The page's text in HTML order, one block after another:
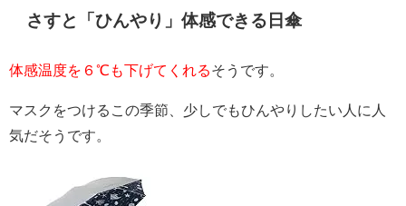
さすと「ひんやり」体感できる日傘
体感温度を６℃も下げてくれるそうです。
マスクをつけるこの季節、少しでもひんやりしたい人に人
気だそうです。